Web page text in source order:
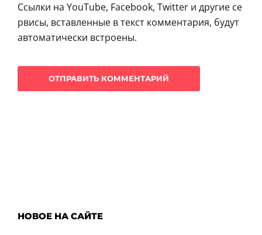
Ссылки на YouTube, Facebook, Twitter и другие се
рвисы, вставленные в текст комментария, будут
автоматически встроены.
НОВОЕ НА САЙТЕ